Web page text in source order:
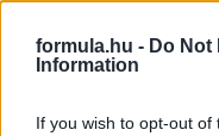
formula.hu - Do Not
Information
If you wish to opt-out